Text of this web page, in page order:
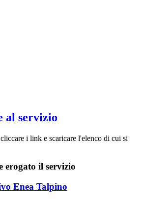
al servizio
i link e scaricare l'elenco di cui si
erogato il servizio
Enea Talpino